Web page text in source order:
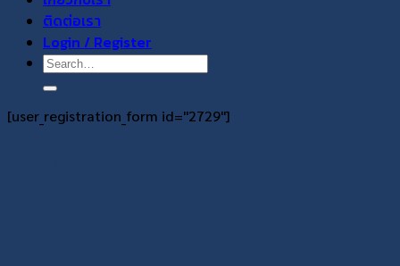
ติดต่อเรา
Login / Register
Search
[user_registration_form id="2729"]